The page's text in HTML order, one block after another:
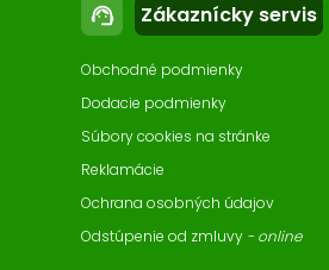
support_agent Zákaznícky servis
Obchodné podmienky
Dodacie podmienky
Súbory cookies na stránke
Reklamácie
Ochrana osobných údajov
Odstúpenie od zmluvy - online